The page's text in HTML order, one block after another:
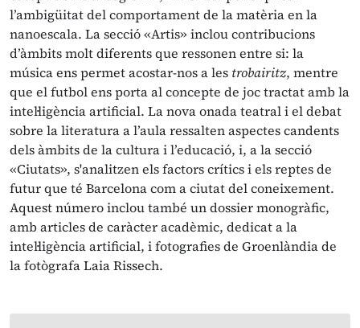
l’ambigüitat del comportament de la matèria en la
nanoescala. La secció «Artis» inclou contribucions
d’àmbits molt diferents que ressonen entre si: la
música ens permet acostar-nos a les trobairitz, mentre
que el futbol ens porta al concepte de joc tractat amb la
intel·ligència artificial. La nova onada teatral i el debat
sobre la literatura a l’aula ressalten aspectes candents
dels àmbits de la cultura i l’educació, i, a la secció
«Ciutats», s'analitzen els factors crítics i els reptes de
futur que té Barcelona com a ciutat del coneixement.
Aquest número inclou també un dossier monogràfic,
amb articles de caràcter acadèmic, dedicat a la
intel·ligència artificial, i fotografies de Groenlàndia de
la fotògrafa Laia Rissech.